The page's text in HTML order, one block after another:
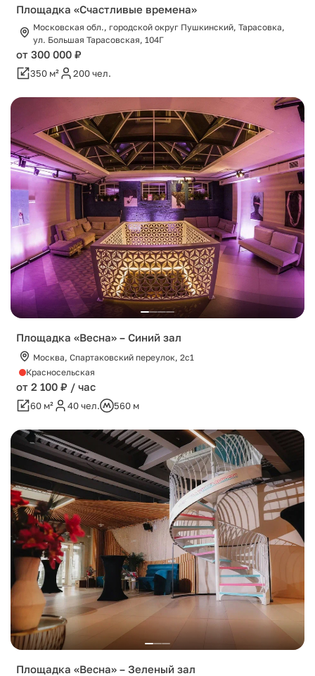
Площадка «Счастливые времена»
Московская обл., городской округ Пушкинский, Тарасовка,
ул. Большая Тарасовская, 104Г
от 300 000 ₽
350 м² 200 чел.
Площадка «Весна» – Синий зал
Москва, Спартаковский переулок, 2с1
Красносельская
от 2 100 ₽ / час
60 м² 40 чел. 560 м
Площадка «Весна» – Зеленый зал